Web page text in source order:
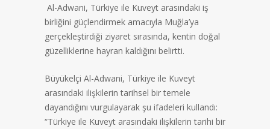
Al-Adwani, Türkiye ile Kuveyt arasındaki iş
birliğini güçlendirmek amacıyla Muğla’ya
gerçekleştirdiği ziyaret sırasında, kentin doğal
güzelliklerine hayran kaldığını belirtti.
Büyükelçi Al-Adwani, Türkiye ile Kuveyt
arasındaki ilişkilerin tarihsel bir temele
dayandığını vurgulayarak şu ifadeleri kullandı:
“Türkiye ile Kuveyt arasındaki ilişkilerin tarihi bir